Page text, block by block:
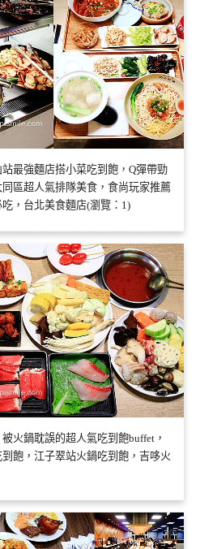
最強麵店搭小菜吃到飽，Q彈帶勁
區超人氣排隊美食，食尚玩家推薦
，台北美食麵店(瀏覽：1)
火鍋耽誤的超人氣吃到飽buffet，
飽，江子翠站火鍋吃到飽，吉哆火